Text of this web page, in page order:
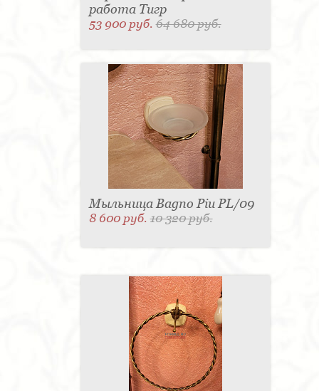
работа Тигр
53 900 руб.64 680 руб.
Мыльница Bagno Piu PL/09
8 600 руб.10 320 руб.